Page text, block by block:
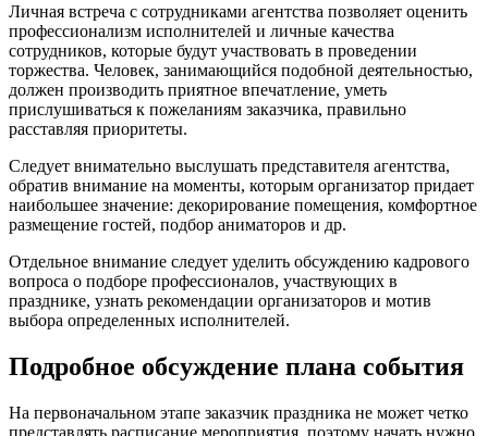
Личная встреча с сотрудниками агентства позволяет оценить
профессионализм исполнителей и личные качества
сотрудников, которые будут участвовать в проведении
торжества. Человек, занимающийся подобной деятельностью,
должен производить приятное впечатление, уметь
прислушиваться к пожеланиям заказчика, правильно
расставляя приоритеты.
Следует внимательно выслушать представителя агентства,
обратив внимание на моменты, которым организатор придает
наибольшее значение: декорирование помещения, комфортное
размещение гостей, подбор аниматоров и др.
Отдельное внимание следует уделить обсуждению кадрового
вопроса о подборе профессионалов, участвующих в
празднике, узнать рекомендации организаторов и мотив
выбора определенных исполнителей.
Подробное обсуждение плана события
На первоначальном этапе заказчик праздника не может четко
представлять расписание мероприятия, поэтому начать нужно